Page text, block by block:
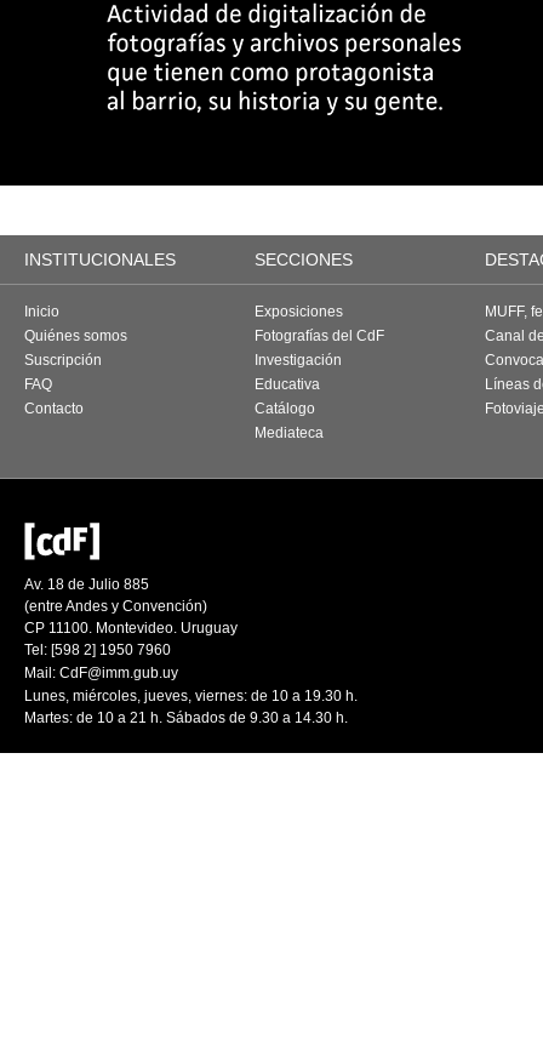
INSTITUCIONALES SECCIONES
Inicio
Quiénes somos
Suscripción
FAQ
Contacto
Exposiciones
Fotografías del CdF
Investigación
Educativa
Catálogo
Mediateca
MUFF,
Canal
Líneas
Av. 18 de Julio 885
(entre Andes y Convención)
CP 11100. Montevideo. Uruguay
Tel: [598 2] 1950 7960
Mail: CdF@imm.gub.uy
Lunes, miércoles, jueves, viernes: de 10 a 19.30 h.
Martes: de 10 a 21 h. Sábados de 9.30 a 14.30 h.